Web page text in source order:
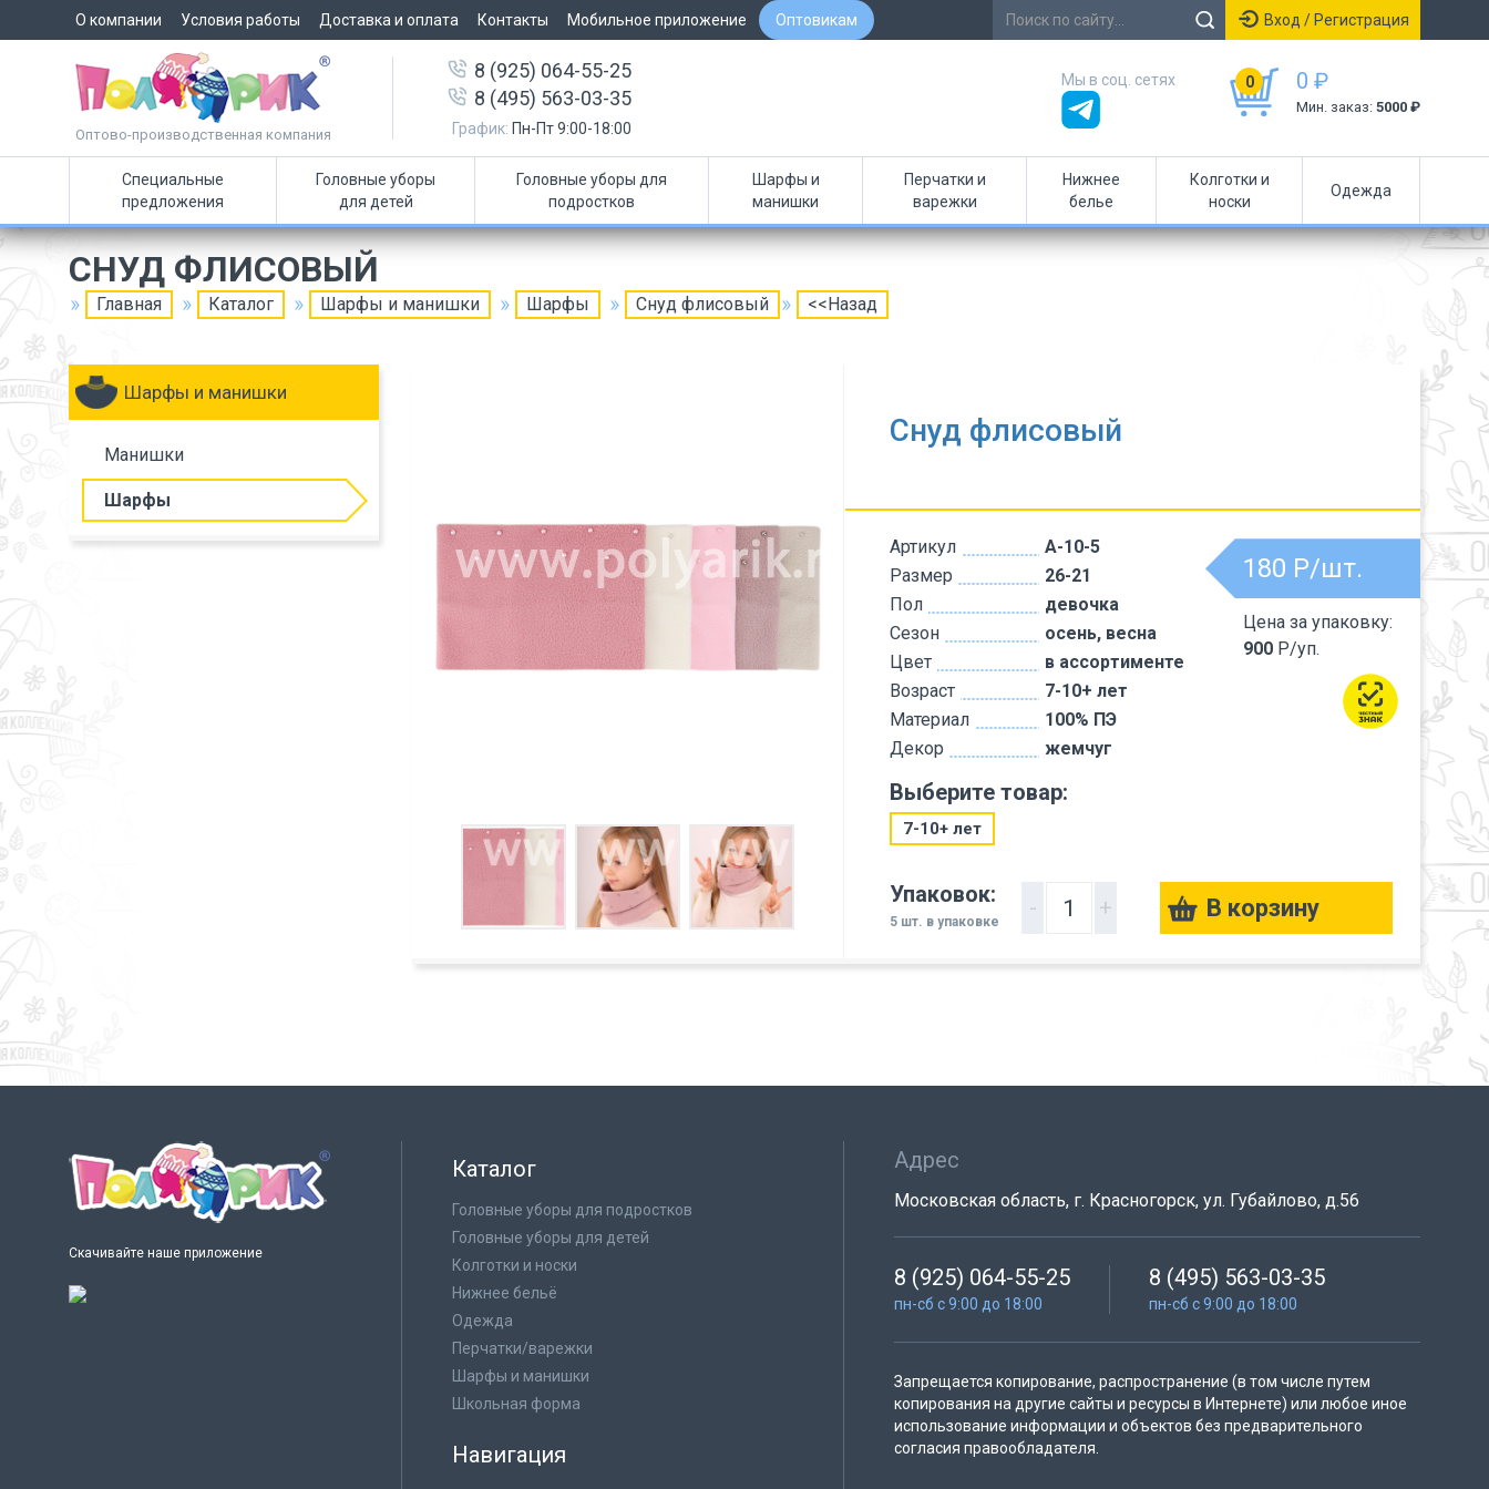
О компании Условия работы Доставка и оплата Контакты Мобильное приложение Оптовикам Вход / Регистрация
Оптово-производственная компания
8 (925) 064-55-25
8 (495) 563-03-35
График: Пн-Пт 9:00-18:00
0 0 ₽
Мин. заказ: 5000 ₽
Мы в соц. сетях
Специальные
предложения
Головные уборы
для детей
Головные уборы для
подростков
Шарфы и
манишки
Перчатки и
варежки
Нижнее
белье
Колготки и
носки
Одежда
СНУД ФЛИСОВЫЙ
Главная Каталог Шарфы и манишки Шарфы Снуд флисовый <<Назад
Шарфы и манишки
Манишки
Шарфы
Снуд флисовый
Артикул
A-10-5
Размер
26-21
Пол
девочка
Сезон
осень, весна
Цвет
в ассортименте
Возраст
7-10+ лет
Материал
100% ПЭ
Декор
жемчуг
180 Р/шт.
Цена за упаковку:
900 Р/уп.
Выберите товар:
7-10+ лет
Упаковок:
5 шт. в упаковке
- +
Скачивайте наше приложение
Каталог
Головные уборы для подростков
Головные уборы для детей
Колготки и носки
Нижнее бельё
Одежда
Перчатки/варежки
Шарфы и манишки
Школьная форма
Навигация
Адрес
Московская область, г. Красногорск, ул. Губайлово, д.56
8 (925) 064-55-25
пн-сб с 9:00 до 18:00
8 (495) 563-03-35
пн-сб с 9:00 до 18:00
Запрещается копирование, распространение (в том числе путем
копирования на другие сайты и ресурсы в Интернете) или любое иное
использование информации и объектов без предварительного
согласия правообладателя.